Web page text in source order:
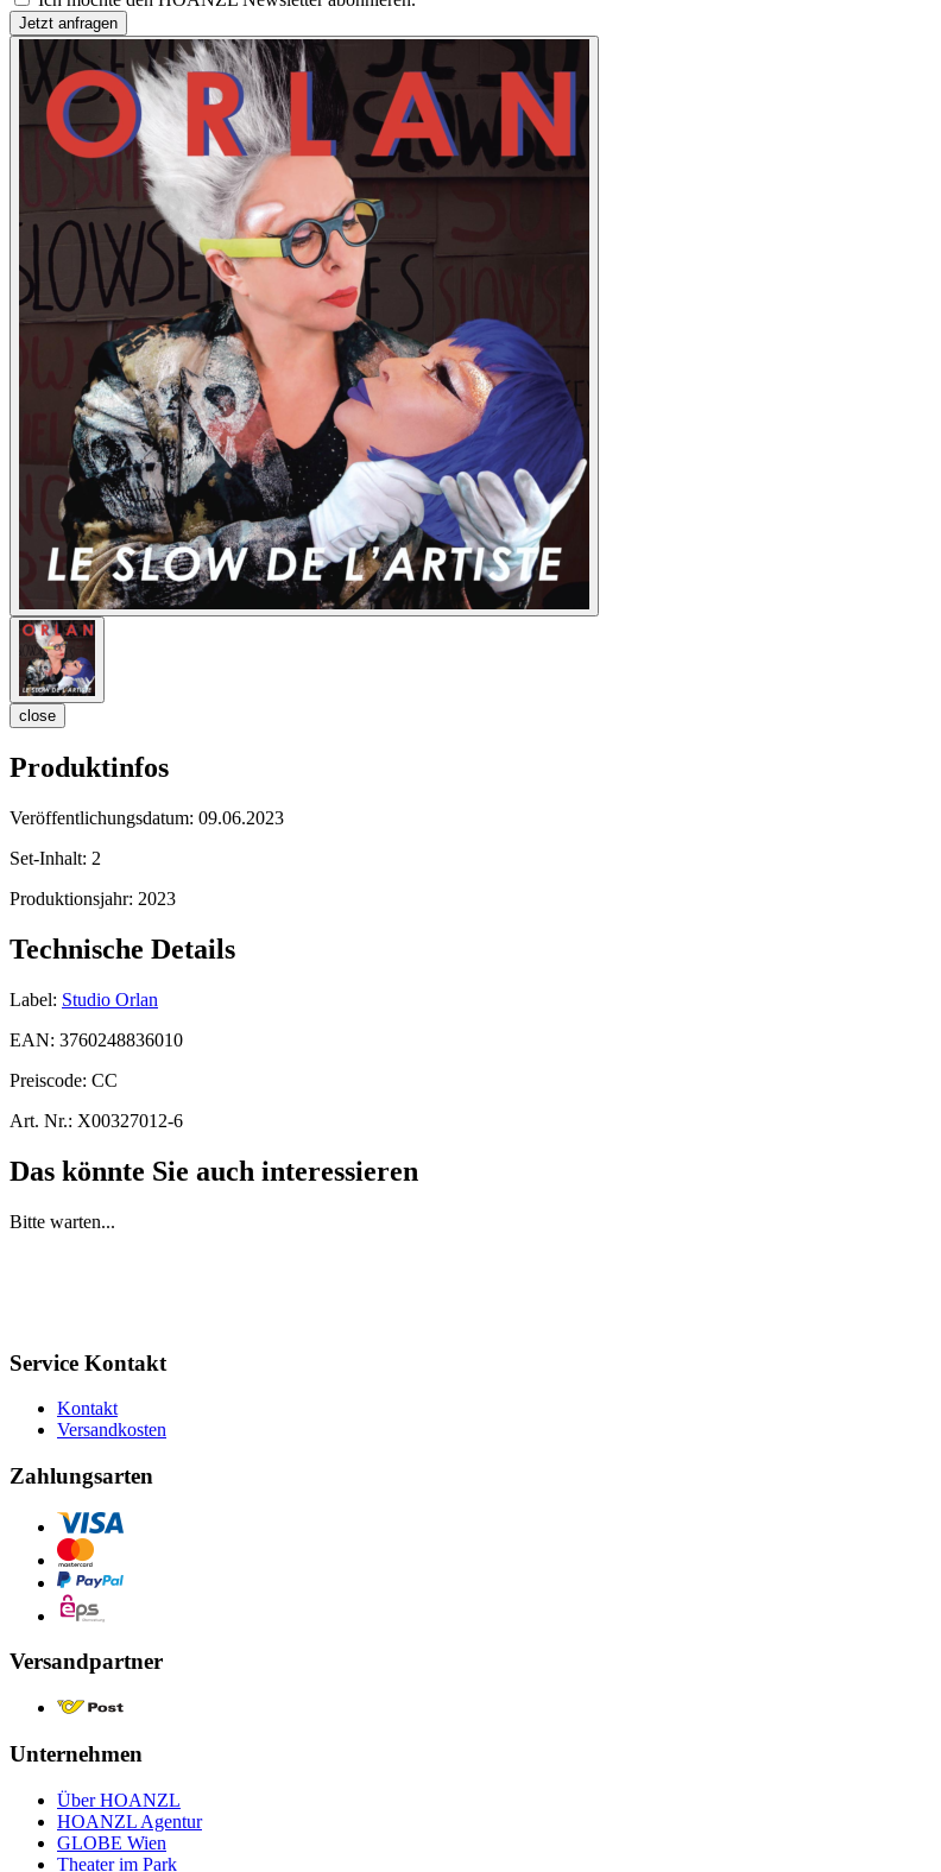
close
Produktinfos
Veröffentlichungsdatum: 09.06.2023
Set-Inhalt: 2
Produktionsjahr: 2023
Technische Details
Label: Studio Orlan
EAN: 3760248836010
Preiscode: CC
Art. Nr.: X00327012-6
Das könnte Sie auch interessieren
Bitte warten...
Service Kontakt
Kontakt
Versandkosten
Zahlungsarten
Versandpartner
Unternehmen
Über HOANZL
HOANZL Agentur
GLOBE Wien
Theater im Park